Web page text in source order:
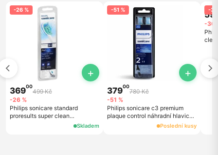
-26 %
+
36900
499 Kč
-26 %
Philips sonicare standard
proresults super clean
hx6013/64 náhradní hlaviceSkladem
-51 %
+
37900
780 Kč
-51 %
Philips sonicare c3 premium
plaque control náhradní hlavice
hx9042/65, 2 ks, černáPoslední kusy
-30
-30